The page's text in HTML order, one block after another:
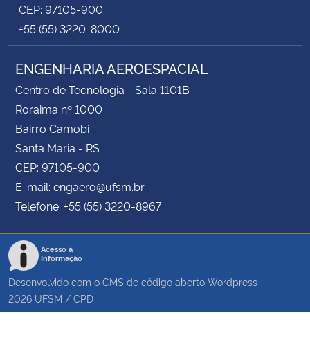
CEP: 97105-900
+55 (55) 3220-8000
ENGENHARIA AEROESPACIAL
Centro de Tecnologia - Sala 1101B
Roraima nº 1000
Bairro Camobi
Santa Maria - RS
CEP: 97105-900
E-mail: engaero@ufsm.br
Telefone: +55 (55) 3220-8967
Acesso à
Informação
Desenvolvido com o CMS de código aberto Wordpress
2026 UFSM / CPD